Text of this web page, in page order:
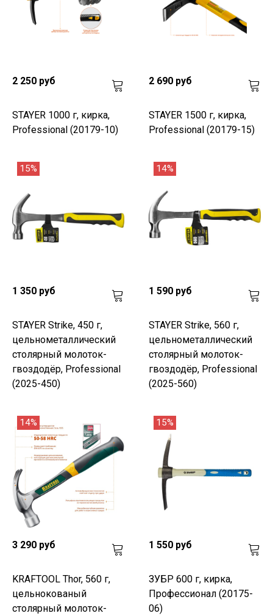
2 250 руб
STAYER 1000 г, кирка,
Professional (20179-10)
2 690 руб
STAYER 1500 г, кирка,
Professional (20179-15)
15%
1 350 руб
STAYER Strike, 450 г,
цельнометаллический
столярный молоток-
гвоздодёр, Professional
(2025-450)
14%
1 590 руб
STAYER Strike, 560 г,
цельнометаллический
столярный молоток-
гвоздодёр, Professional
(2025-560)
14%
3 290 руб
KRAFTOOL Thor, 560 г,
цельнокованый
столярный молоток-
15%
1 550 руб
ЗУБР 600 г, кирка,
Профессионал (20175-
06)